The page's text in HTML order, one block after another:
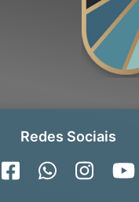
Redes Sociais